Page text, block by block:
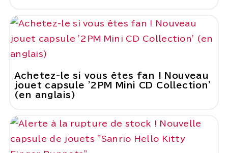
Achetez-le si vous êtes fan ! Nouveau
jouet capsule '2PM Mini CD Collection'
(en anglais)